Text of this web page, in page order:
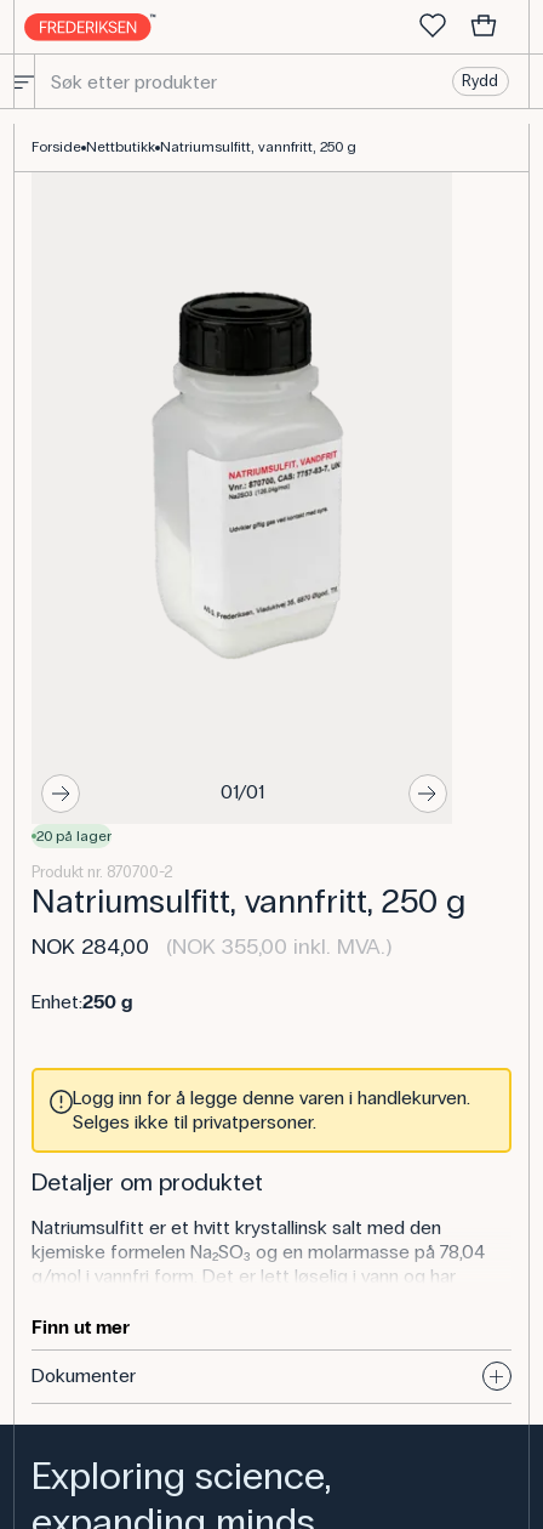
Rydd
Forside Nettbutikk Natriumsulfitt, vannfritt, 250 g
01/01
20 på lager
Produkt nr. 870700-2
Natriumsulfitt, vannfritt, 250 g
NOK 284,00 (NOK 355,00 inkl. MVA.)
Enhet:250 g
Logg inn for å legge denne varen i handlekurven.
Selges ikke til privatpersoner.
Detaljer om produktet
Natriumsulfitt er et hvitt krystallinsk salt med den
kjemiske formelen Na₂SO₃ og en molarmasse på 78,04
g/mol i vannfri form. Det er lett løselig i vann og har
undervisning og laboratoriearbeid. Det er registrert under
CAS-nummer 7757-83-7 og presenteres her i en ren,
vannfri form.
Bruk av produktet
Finn ut mer
Dokumenter
Exploring science,